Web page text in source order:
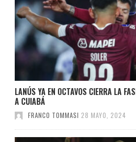
LANÚS YA EN OCTAVOS CIERRA LA
A CUIABÁ
FRANCO TOMMASI 28 MAYO, 2024